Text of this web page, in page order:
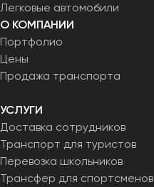
Легковые автомобили
О КОМПАНИИ
Портфолио
Цены
Продажа транспорта
УСЛУГИ
Доставка сотрудников
Транспорт для туристов
Перевозка школьников
Трансфер для спортсменов